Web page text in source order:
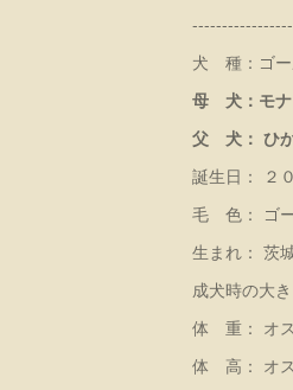
犬 種：ゴー
母 犬：モナ
父 犬： ひ
誕生日： ２
毛 色： ゴ
生まれ： 茨
成犬時の大
体 重： オ
体 高： オ